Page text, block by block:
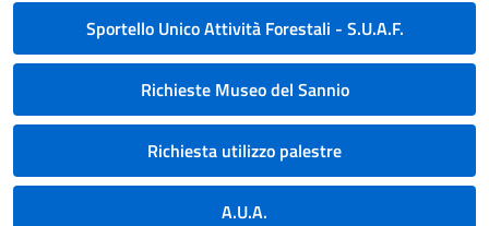
Sportello Unico Attività Forestali - S.U.A.F.
Richieste Museo del Sannio
Richiesta utilizzo palestre
A.U.A.